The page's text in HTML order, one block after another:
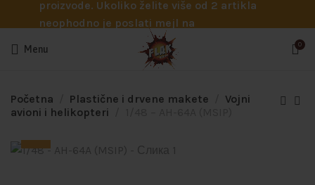
proizvode. Ukoliko želite više od 2 artikla
neophodno je poslati mejl na
info@flakhobby.com sa preciznim šiframa
proizvoda. Svakako nas možete pozvati
potrebna pomoć oko odabira.
Menu 0
Početna Plastične i drvene makete
Vojni
avioni i helikopteri